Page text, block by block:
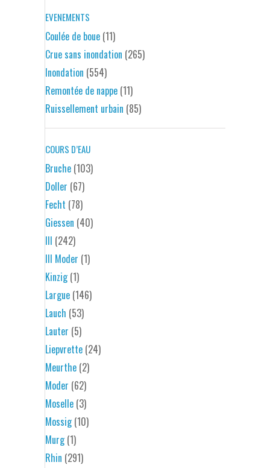
EVENEMENTS
Coulée de boue (11)
Crue sans inondation (265)
Inondation (554)
Remontée de nappe (11)
Ruissellement urbain (85)
COURS D’EAU
Bruche (103)
Doller (67)
Fecht (78)
Giessen (40)
Ill (242)
Ill Moder (1)
Kinzig(1)
Largue (146)
Lauch (53)
Lauter (5)
Liepvrette (24)
Meurthe (2)
Moder (62)
Moselle (3)
Mossig(10)
Murg(1)
Rhin (291)